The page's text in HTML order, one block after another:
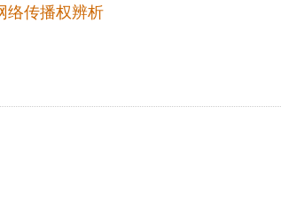
络传播权辨析